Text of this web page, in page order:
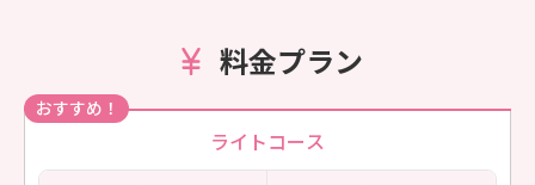
料金プラン
おすすめ！
ライトコース